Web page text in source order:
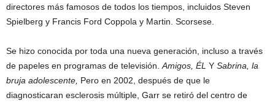
directores más famosos de todos los tiempos, incluidos Steven
Spielberg y Francis Ford Coppola y Martin. Scorsese.
Se hizo conocida por toda una nueva generación, incluso a través
de papeles en programas de televisión. Amigos, ÉL Y Sabrina, la
bruja adolescente, Pero en 2002, después de que le
diagnosticaran esclerosis múltiple, Garr se retiró del centro de